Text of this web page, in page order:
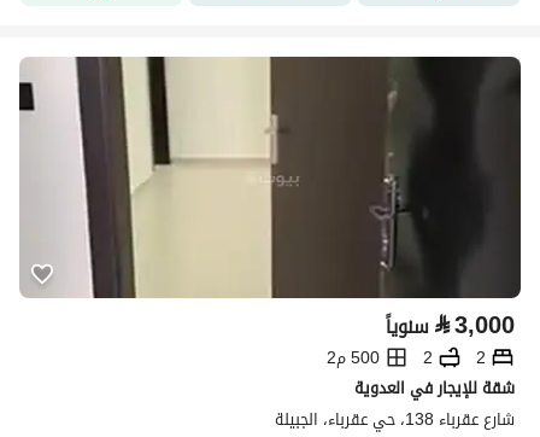
⃁3,000 سنوياً
2
2
500 م2
شقة للإيجار في العدوية
شارع عقرباء 138، حي عقرباء، الجبيلة